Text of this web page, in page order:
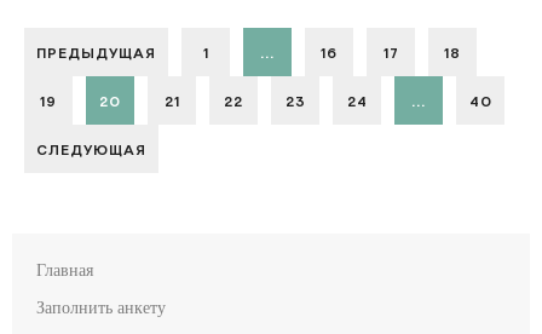
ПРЕДЫДУЩАЯ 1 ... 16 17 18
19 20 21 22 23 24 ... 40
СЛЕДУЮЩАЯ
Главная
Заполнить анкету